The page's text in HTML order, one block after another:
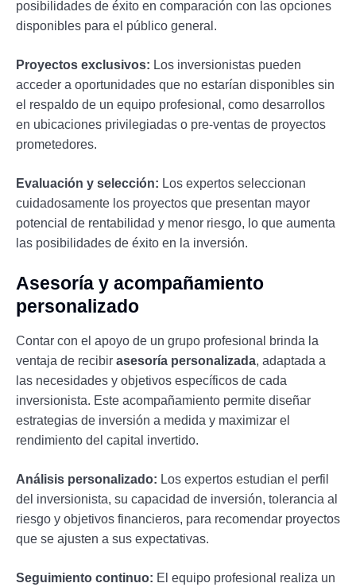
posibilidades de éxito en comparación con las opciones
disponibles para el público general.
Proyectos exclusivos: Los inversionistas pueden
acceder a oportunidades que no estarían disponibles sin
el respaldo de un equipo profesional, como desarrollos
en ubicaciones privilegiadas o pre-ventas de proyectos
prometedores.
Evaluación y selección: Los expertos seleccionan
cuidadosamente los proyectos que presentan mayor
potencial de rentabilidad y menor riesgo, lo que aumenta
las posibilidades de éxito en la inversión.
Asesoría y acompañamiento
personalizado
Contar con el apoyo de un grupo profesional brinda la
ventaja de recibir asesoría personalizada, adaptada a
las necesidades y objetivos específicos de cada
inversionista. Este acompañamiento permite diseñar
estrategias de inversión a medida y maximizar el
rendimiento del capital invertido.
Análisis personalizado: Los expertos estudian el perfil
del inversionista, su capacidad de inversión, tolerancia al
riesgo y objetivos financieros, para recomendar proyectos
que se ajusten a sus expectativas.
Seguimiento continuo: El equipo profesional realiza un